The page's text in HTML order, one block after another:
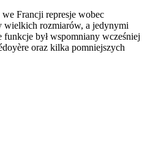
Francji represje wobec
wielkich rozmiarów, a jedynymi
funkcje był wspomniany wcześniej
oraz kilka pomniejszych